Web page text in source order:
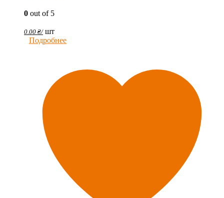
0 out of 5
0.00 ₴/ шт
Подробнее